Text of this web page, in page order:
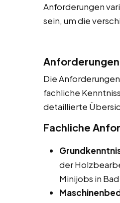
Anforderungen
sein, um die
Anforderungen
Die
fachliche
detaillierte
Fachliche
der
Minijobs in